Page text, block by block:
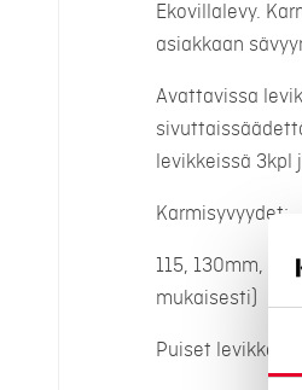
Ekovillalevy.
asiakkaan
Avattavissa
levikkeissä
Karmisyvyydet:
115, 130mm,
mukaisesti)
Puiset levikkeet